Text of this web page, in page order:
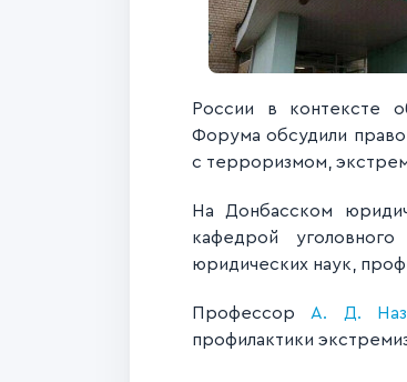
России в контексте
Форума обсудили
с терроризмом,
На Донбасском
кафедрой
юридических наук,
Профессор А. Д.
профилактики